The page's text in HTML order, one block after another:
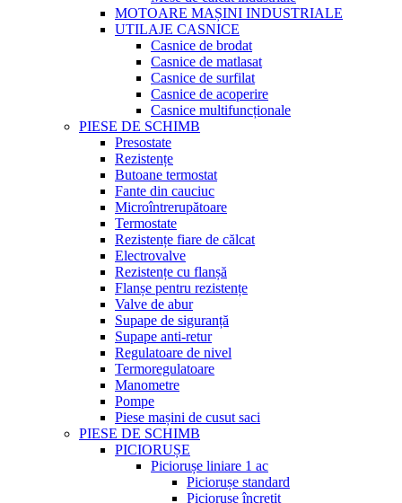
MOTOARE MAȘINI INDUSTRIALE
UTILAJE CASNICE
Casnice de brodat
Casnice de matlasat
Casnice de surfilat
Casnice de acoperire
Casnice multifuncționale
PIESE DE SCHIMB
Presostate
Rezistențe
Butoane termostat
Fante din cauciuc
Microîntrerupătoare
Termostate
Rezistențe fiare de călcat
Electrovalve
Rezistențe cu flanșă
Flanșe pentru rezistențe
Valve de abur
Supape de siguranță
Supape anti-retur
Regulatoare de nivel
Termoregulatoare
Manometre
Pompe
Piese mașini de cusut saci
PIESE DE SCHIMB
PICIORUȘE
Piciorușe liniare 1 ac
Piciorușe standard
Piciorușe încrețit